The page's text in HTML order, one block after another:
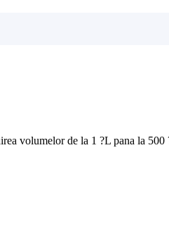
volumelor de la 1 ?L pana la